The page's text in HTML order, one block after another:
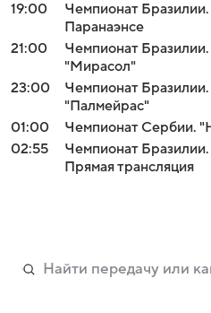
19:00
Чемпионат
Паранаэнсе
21:00
Чемпионат Бразилии.
"Мирасол"
23:00
Чемпионат
"Палмейрас"
01:00
Чемпионат Сербии.
02:55
Чемпионат
Прямая трансляция